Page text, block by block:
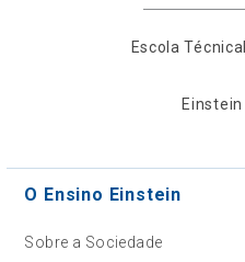
Escola Técnica
O Ensino Einstein
Sobre a Sociedade